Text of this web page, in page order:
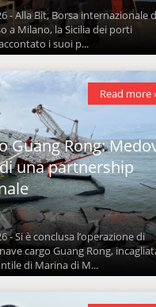
- Alla Bit, Borsa internazionale
a Milano, la Sicilia dei porti
i suoi p...
Guang Rong:
una partnership
- Si è conclusa l’operazione di
cargo Guang Rong,
di Marina di M...
Read more